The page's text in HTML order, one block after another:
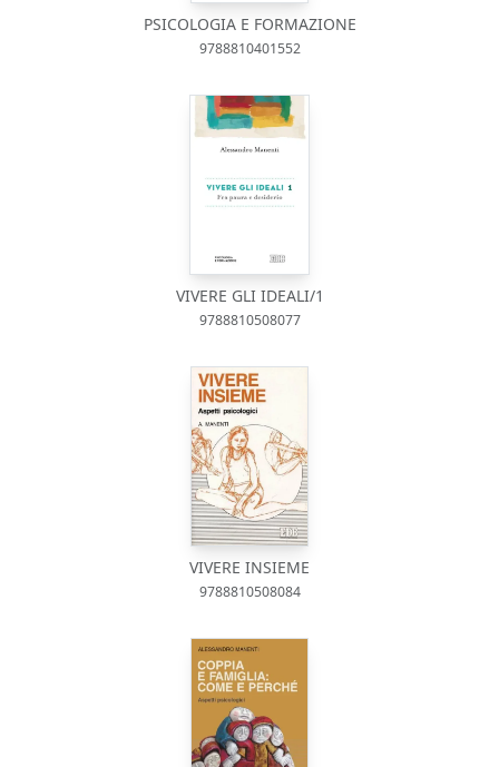
PSICOLOGIA E FORMAZIONE
9788810401552
VIVERE GLI IDEALI/1
9788810508077
VIVERE INSIEME
9788810508084